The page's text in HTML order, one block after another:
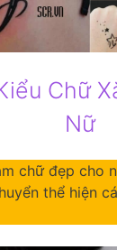
Chữ
Nữ
chữ đẹp cho
thể hiện